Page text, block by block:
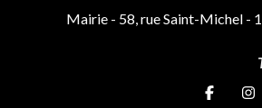
Mairie - 58, rue Saint-Michel -
Suivez-